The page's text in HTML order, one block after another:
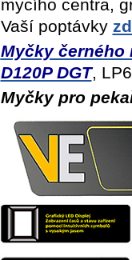
mycího centra,
Vaší poptávky
Myčky černého
D120P DGT,
Myčky pro